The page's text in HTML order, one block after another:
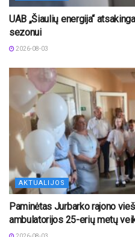
UAB „Šiaulių energija“
sezonui
2026-08-03
AKTUALIJOS
Paminėtas Jurbarko rajono
ambulatorijos 25-erių metų